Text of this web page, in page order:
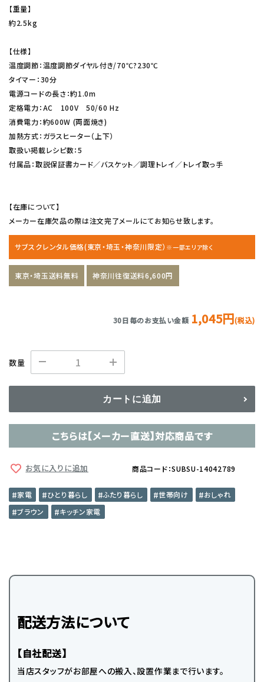
【重量】
約2.5kg
【仕様】
温度調節：温度調節ダイヤル付き/70℃?230℃
タイマー：30分
電源コードの長さ：約1.0m
定格電力：AC 100V 50/60 Hz
消費電力：約600W (両面焼き)
加熱方式：ガラスヒーター（上下）
取扱い掲載レシピ数：5
付属品：取説保証書カード／バスケット／調理トレイ／トレイ取っ手
【在庫について】
メーカー在庫欠品の際は注文完了メールにてお知らせ致します。
サブスクレンタル価格(東京・埼玉・神奈川限定） ※一部エリア除く
東京・埼玉送料無料 神奈川往復送料6,600円
30日毎のお支払い金額 1,045円(税込)
数量
カートに追加
こちらは【メーカー直送】対応商品です
お気に入りに追加 商品コード：SUBSU-14042789
家電 ひとり暮らし ふたり暮らし 世帯向け
おしゃれ
ブラウン
キッチン家電
配送方法について
【自社配送】
当店スタッフがお部屋への搬入、設置作業まで行います。